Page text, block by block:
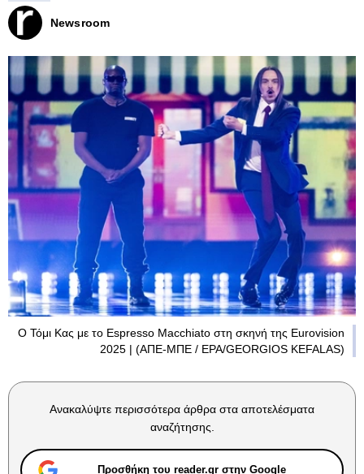
Newsroom
Ο Τόμι Κας με το Espresso Macchiato στη σκηνή της Eurovision
2025 | (ΑΠΕ-ΜΠΕ / EPA/GEORGIOS KEFALAS)
Ανακαλύψτε περισσότερα άρθρα στα αποτελέσματα
αναζήτησης.
Προσθήκη του reader.gr στην Google